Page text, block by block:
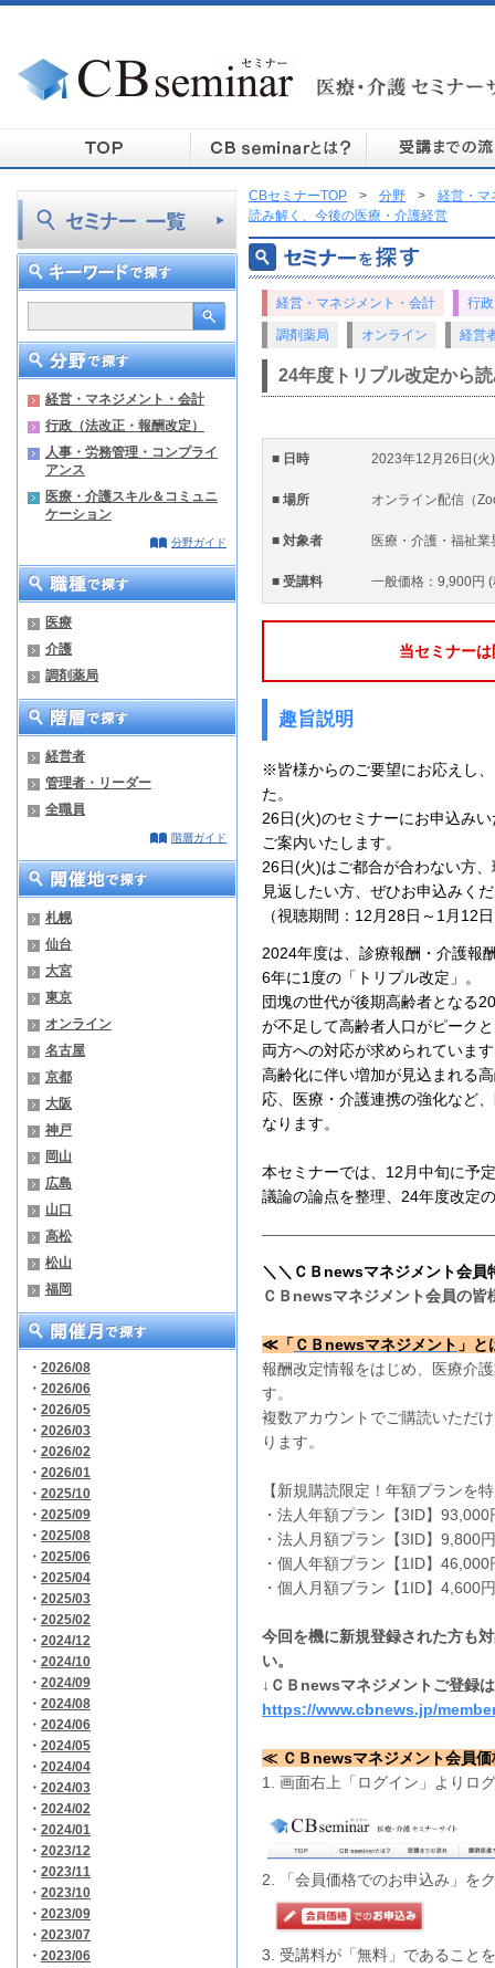
経営・マネジメント・会計
行政（法改正・報酬改定）
人事・労務管理・コンプライ
アンス
医療・介護スキル＆コミュニ
ケーション
分野ガイド
医療
介護
調剤薬局
経営者
管理者・リーダー
全職員
階層ガイド
札幌
仙台
大宮
東京
オンライン
名古屋
京都
大阪
神戸
岡山
広島
山口
高松
松山
福岡
・ 2026/08
・ 2026/06
・ 2026/05
・ 2026/03
・ 2026/02
・ 2026/01
・ 2025/10
・ 2025/09
・ 2025/08
・ 2025/06
・ 2025/04
・ 2025/03
・ 2025/02
・ 2024/12
・ 2024/10
・ 2024/09
・ 2024/08
・ 2024/06
・ 2024/05
・ 2024/04
・ 2024/03
・ 2024/02
・ 2024/01
・ 2023/12
・ 2023/11
・ 2023/10
・ 2023/09
・ 2023/07
・ 2023/06
CBセミナーTOP > 分野 >
経営・マ
読み解く、今後の医療・介護経営
経営・マネジメント・会計 行
調剤薬局 オンライン 経営
24年度トリプル改定から
■ 日時 2023年12月26日(火
■ 場所 オンライン配信（
■ 対象者 医療・介護・福祉業
■ 受講料 一般価格：9,900
当セミナー
趣旨説明
※皆様からのご要望にお応えし
た。
26日(火)のセミナーにお申込み
ご案内いたします。
26日(火)はご都合が合わない方
見返したい方、ぜひお申込みく
（視聴期間：12月28日～1月12
2024年度は、診療報酬・介護報
6年に1度の「トリプル改定」。
団塊の世代が後期高齢者となる
が不足して高齢者人口がピーク
両方への対応が求められていま
高齢化に伴い増加が見込まれる
応、医療・介護連携の強化など
なります。
本セミナーでは、12月中旬に予
議論の論点を整理、24年度改定
＼＼ＣＢnewsマネジメント会員
ＣＢnewsマネジメント会員の
≪「 ＣＢnewsマネジメント 」
報酬改定情報をはじめ、医療介
す。
複数アカウントでご購読いただ
ります。
【新規購読限定！年額プランを
・法人年額プラン【3ID】
・法人月額プラン【3ID】9,800
・個人年額プラン【1ID】
・個人月額プラン【1ID】4,600
今回を機に新規登録された方も
い。
↓ＣＢnewsマネジメントご登録
https://www.cbnews.jp/
≪ ＣＢnewsマネジメント会員
1. 画面右上「ログイン」よりロ
2. 「会員価格でのお申込み」を
3. 受講料が「無料」であること